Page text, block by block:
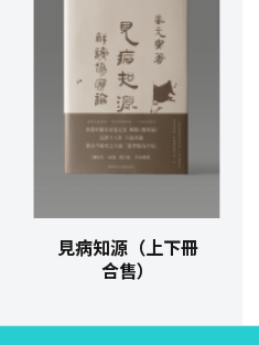
見病知源（上下冊
合售）